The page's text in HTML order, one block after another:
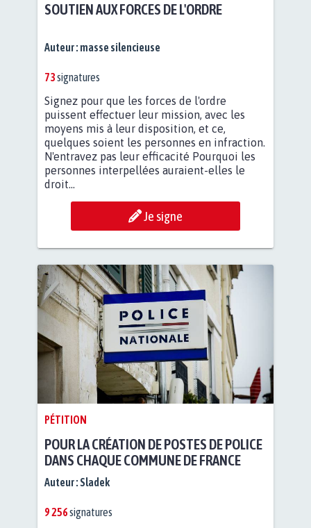
SOUTIEN AUX FORCES DE L'ORDRE
Auteur : masse silencieuse
73signatures
Signez pour que les forces de l'ordre
puissent effectuer leur mission, avec les
moyens mis à leur disposition, et ce,
quelques soient les personnes en infraction.
N'entravez pas leur efficacité Pourquoi les
personnes interpellées auraient-elles le
droit...
Je signe
PÉTITION
POUR LA CRÉATION DE POSTES DE POLICE
DANS CHAQUE COMMUNE DE FRANCE
Auteur :Sladek
9 256signatures